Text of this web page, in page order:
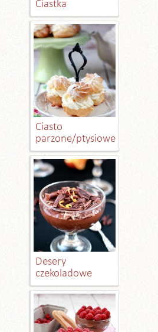
Ciastka
Ciasto
parzone/ptysiowe
Desery
czekoladowe